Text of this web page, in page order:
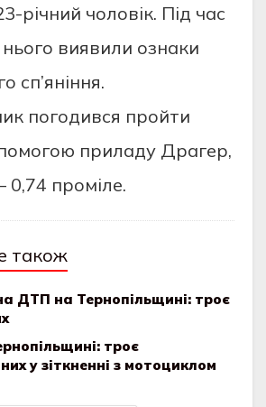
рiчний чоловiк. Пiд чac
виявили ознaки
cп’янiння.
погодивcя пройти
прилaду Дрaгер,
0,74 промiле.
також
ДТП на Тернопільщині: троє
троє
у зіткненні з мотоциклом